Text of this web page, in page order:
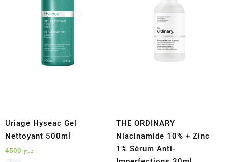
Uriage Hyseac Gel
Nettoyant 500ml
د.ج
THE ORDINARY
Niacinamide 10% + Zinc
1% Sérum Anti-